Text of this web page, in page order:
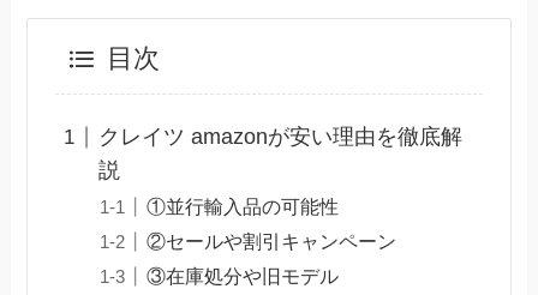
目次
クレイツ amazonが安い理由を徹底解
説
①並行輸入品の可能性
②セールや割引キャンペーン
③在庫処分や旧モデル